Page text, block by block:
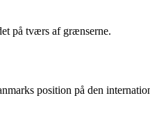
på tværs af grænserne.
position på den